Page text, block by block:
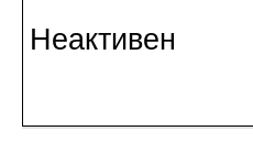
Неактивен